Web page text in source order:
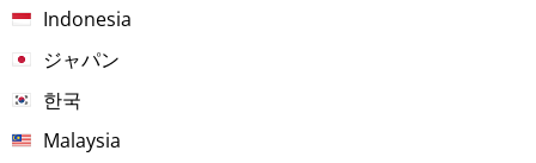
Indonesia
ジャパン
한국
Malaysia